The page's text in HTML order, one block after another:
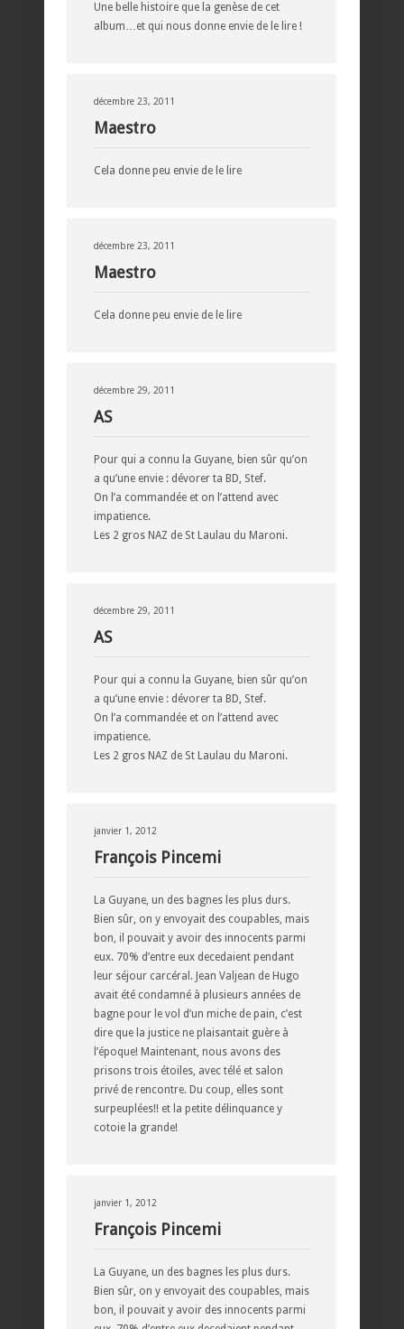
Une belle histoire que la genèse de cet
album…et qui nous donne envie de le lire !
décembre 23, 2011
Maestro
Cela donne peu envie de le lire
décembre 23, 2011
Maestro
Cela donne peu envie de le lire
décembre 29, 2011
AS
Pour qui a connu la Guyane, bien sûr qu’on
a qu’une envie : dévorer ta BD, Stef.
On l’a commandée et on l’attend avec
impatience.
Les 2 gros NAZ de St Laulau du Maroni.
décembre 29, 2011
AS
Pour qui a connu la Guyane, bien sûr qu’on
a qu’une envie : dévorer ta BD, Stef.
On l’a commandée et on l’attend avec
impatience.
Les 2 gros NAZ de St Laulau du Maroni.
janvier 1, 2012
François Pincemi
La Guyane, un des bagnes les plus durs.
Bien sûr, on y envoyait des coupables, mais
bon, il pouvait y avoir des innocents parmi
eux. 70% d’entre eux decedaient pendant
leur séjour carcéral. Jean Valjean de Hugo
avait été condamné à plusieurs années de
bagne pour le vol d’un miche de pain, c’est
dire que la justice ne plaisantait guère à
l’époque! Maintenant, nous avons des
prisons trois étoiles, avec télé et salon
privé de rencontre. Du coup, elles sont
surpeuplées!! et la petite délinquance y
cotoie la grande!
janvier 1, 2012
François Pincemi
La Guyane, un des bagnes les plus durs.
Bien sûr, on y envoyait des coupables, mais
bon, il pouvait y avoir des innocents parmi